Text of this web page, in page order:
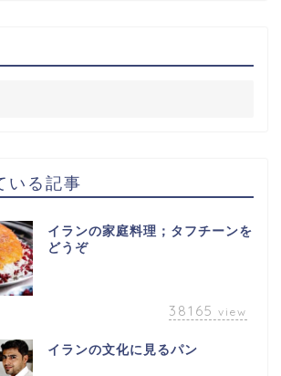
いる記事
イランの家庭料理；タフチーンを
どうぞ
38165 view
イランの文化に見るパン